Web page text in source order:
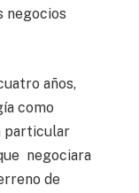
negocios
años,
como
particular
negociara
de